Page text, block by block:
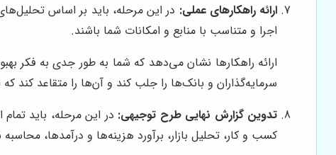
ارائه راهکارهای عملی: در این مرحله، باید بر اساس
اجرا و متناسب با منابع و امکانات شما باشند.
ارائه راهکارها نشان می‌دهد که شما به طور جدی به فکر
سرمایه‌گذاران و بانک‌ها را جلب کند و آن‌ها را متقاعد
تدوین گزارش نهایی طرح توجیهی: در این مرحله، باید
کسب و کار، تحلیل بازار، برآورد هزینه‌ها و درآمدها،